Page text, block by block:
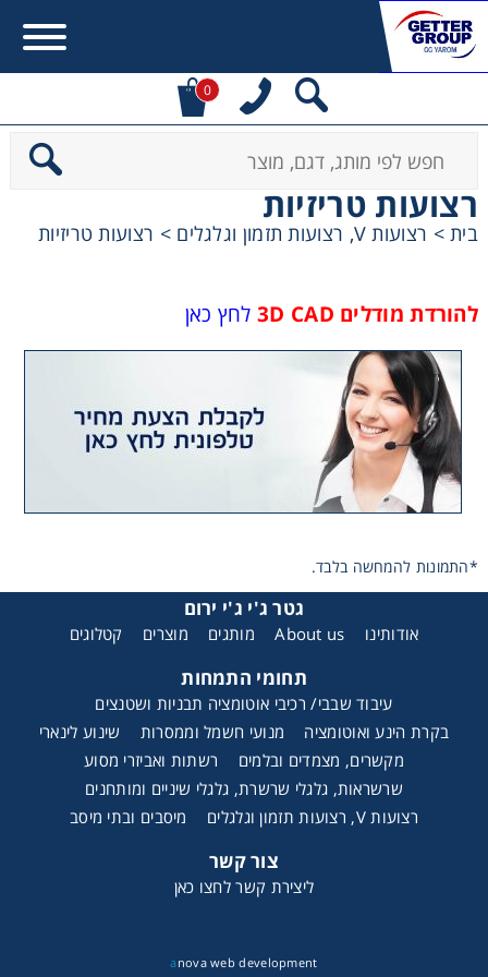
0
רצועות טריזיות
בית> רצועות V, רצועות תזמון וגלגלים > רצועות טריזיות
להורדת מודלים 3D CAD לחץ כאן
*התמונות להמחשה בלבד.
גטר ג'י ג'י ירום
אודותינו About us מותגים מוצרים קטלוגים
תחומי התמחות
עיבוד שבבי/ רכיבי אוטומציה תבניות ושטנצים
בקרת הינע ואוטומציה
מנועי חשמל וממסרות
שינוע לינארי
מקשרים, מצמדים ובלמים
רשתות ואביזרי מסוע
שרשראות, גלגלי שרשרת, גלגלי שיניים ומותחנים
רצועות V, רצועות תזמון וגלגלים
מיסבים ובתי מיסב
צור קשר
ליצירת קשר לחצו כאן
a nova web development
Error: Contact form not found.
מעונין לקבל הצעת מחיר או מידע עבור:
מיסבים ובתי מיסב
שרשראות, גלגלי שרשרת וגלגלי שיניים
שינוע ליניארי
עיבוד שבבי/רכיבי אוטומציה, תבניות ושטנצים
פיקוד ובקרה
רשתות ואביזרי מסוע